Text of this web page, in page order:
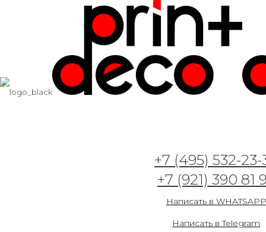
+7 (495) 532-23-
+7 (921) 390 81
Написать в WHATSAPP
Написать в Telegram